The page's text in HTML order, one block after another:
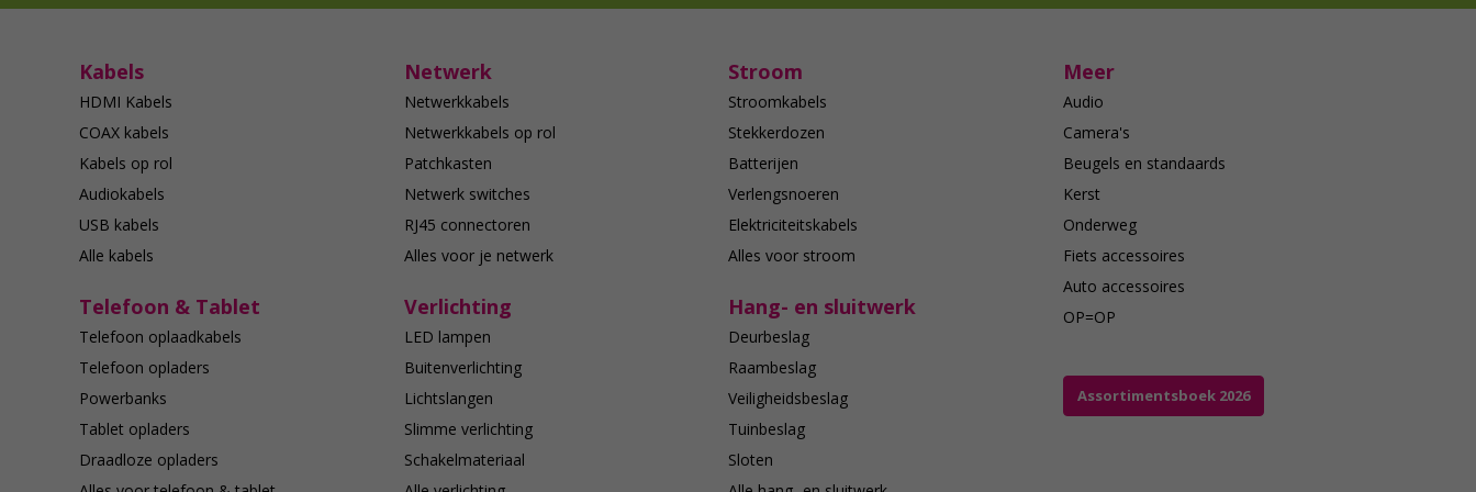
Kabels
HDMI Kabels
COAX kabels
Kabels op rol
Audiokabels
USB kabels
Alle kabels
Netwerk
Netwerkkabels
Netwerkkabels op rol
Patchkasten
Netwerk switches
RJ45 connectoren
Alles voor je netwerk
Stroom
Stroomkabels
Stekkerdozen
Batterijen
Verlengsnoeren
Elektriciteitskabels
Alles voor stroom
Telefoon & Tablet
Telefoon oplaadkabels
Telefoon opladers
Powerbanks
Tablet opladers
Draadloze opladers
Verlichting
LED lampen
Buitenverlichting
Lichtslangen
Slimme verlichting
Schakelmateriaal
Hang- en sluitwerk
Deurbeslag
Raambeslag
Veiligheidsbeslag
Tuinbeslag
Sloten
Meer
Audio
Camera's
Beugels en standaards
Kerst
Onderweg
Fiets accessoires
Auto accessoires
OP=OP
Assortimentsboek 2026